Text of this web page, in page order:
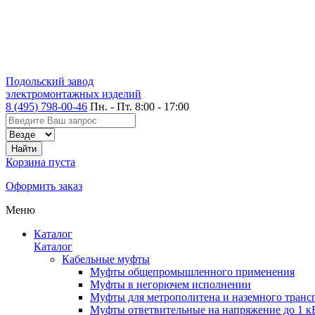
Подольский завод
электромонтажных изделий
8 (495) 798-00-46 Пн. - Пт. 8:00 - 17:00
Корзина пуста
Оформить заказ
Меню
Каталог
Каталог
Кабельные муфты
Муфты общепромышленного применения
Муфты в негорючем исполнении
Муфты для метрополитена и наземного
Муфты ответвительные на напряжение до 1